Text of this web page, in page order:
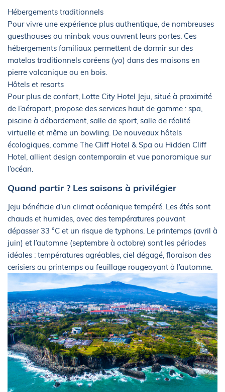
Hébergements traditionnels
Pour vivre une expérience plus authentique, de nombreuses
guesthouses ou minbak vous ouvrent leurs portes. Ces
hébergements familiaux permettent de dormir sur des
matelas traditionnels coréens (yo) dans des maisons en
pierre volcanique ou en bois.
Hôtels et resorts
Pour plus de confort, Lotte City Hotel Jeju, situé à proximité
de l’aéroport, propose des services haut de gamme : spa,
piscine à débordement, salle de sport, salle de réalité
virtuelle et même un bowling. De nouveaux hôtels
écologiques, comme The Cliff Hotel & Spa ou Hidden Cliff
Hotel, allient design contemporain et vue panoramique sur
l’océan.
Quand partir ? Les saisons à privilégier
Jeju bénéficie d’un climat océanique tempéré. Les étés sont
chauds et humides, avec des températures pouvant
dépasser 33 °C et un risque de typhons. Le printemps (avril à
juin) et l’automne (septembre à octobre) sont les périodes
idéales : températures agréables, ciel dégagé, floraison des
cerisiers au printemps ou feuillage rougeoyant à l’automne.